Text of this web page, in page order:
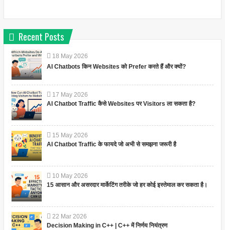
Recent Posts
18 May 2026
AI Chatbots किन Websites को Prefer करते हैं और क्यों?
17 May 2026
AI Chatbot Traffic कैसे Websites पर Visitors ला सकता है?
15 May 2026
AI Chatbot Traffic के फायदे जो अभी से समझना जरूरी है
10 May 2026
15 आसान और असरदार मार्केटिंग तरीके जो हर कोई इस्तेमाल कर सकता है।
22 Mar 2026
Decision Making in C++ | C++ में निर्णय नियंत्रण